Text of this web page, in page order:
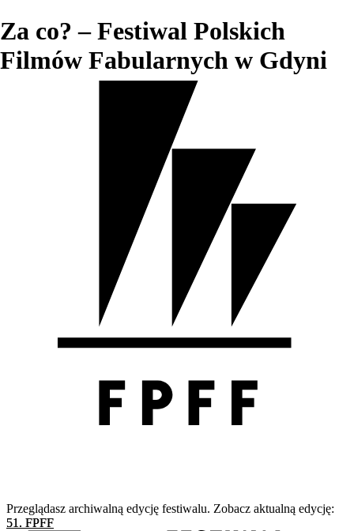
Za co? – Festiwal Polskich
Filmów Fabularnych w Gdyni
Przeglądasz archiwalną edycję festiwalu. Zobacz aktualną edycję:
51. FPFF